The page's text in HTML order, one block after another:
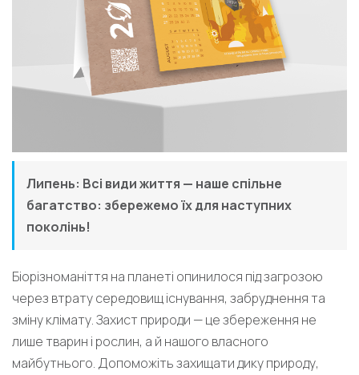
Липень: Всі види життя — наше спільне
багатство: збережемо їх для наступних
поколінь!
Біорізноманіття на планеті опинилося під загрозою
через втрату середовищ існування, забруднення та
зміну клімату. Захист природи — це збереження не
лише тварин і рослин, а й нашого власного
майбутнього. Допоможіть захищати дику природу,